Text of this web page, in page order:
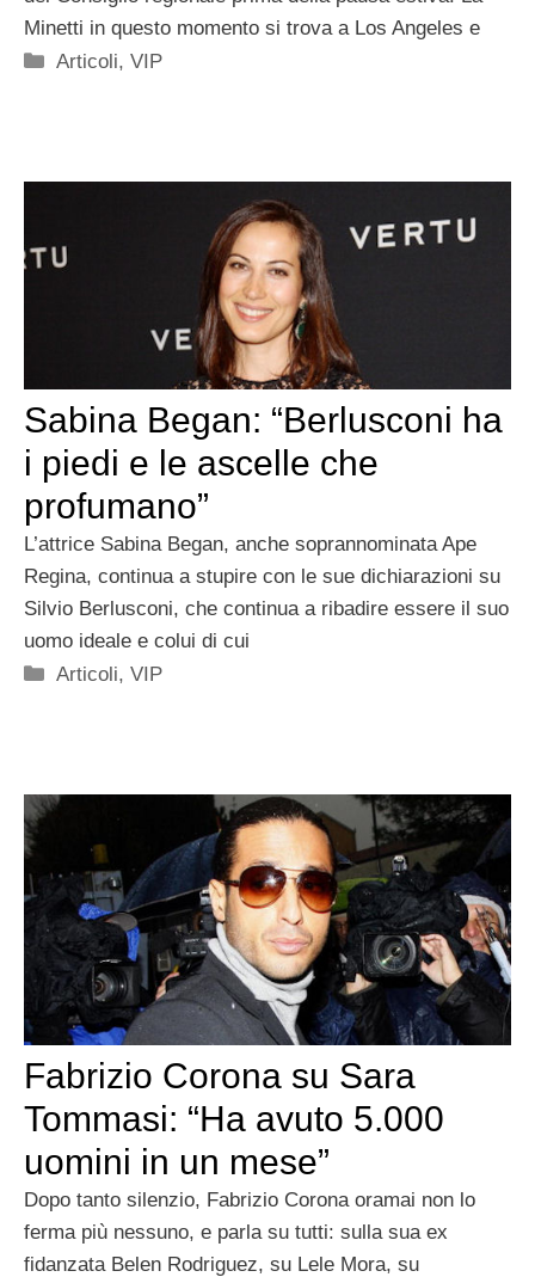
Minetti in questo momento si trova a Los Angeles e
Categorie
Articoli,VIP
Sabina Began: “Berlusconi ha
i piedi e le ascelle che
profumano”
L’attrice Sabina Began, anche soprannominata Ape
Regina, continua a stupire con le sue dichiarazioni su
Silvio Berlusconi, che continua a ribadire essere il suo
uomo ideale e colui di cui
Categorie
Articoli,VIP
Fabrizio Corona su Sara
Tommasi: “Ha avuto 5.000
uomini in un mese”
Dopo tanto silenzio, Fabrizio Corona oramai non lo
ferma più nessuno, e parla su tutti: sulla sua ex
fidanzata Belen Rodriguez, su Lele Mora, su